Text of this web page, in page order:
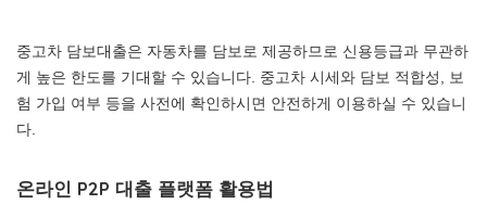
중고차 담보대출은 자동차를 담보로 제공하므로 신용등급과 무관하
게 높은 한도를 기대할 수 있습니다. 중고차 시세와 담보 적합성, 보
험 가입 여부 등을 사전에 확인하시면 안전하게 이용하실 수 있습니
다.
온라인 P2P 대출 플랫폼 활용법